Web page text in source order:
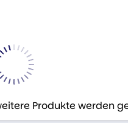
Produkte werden